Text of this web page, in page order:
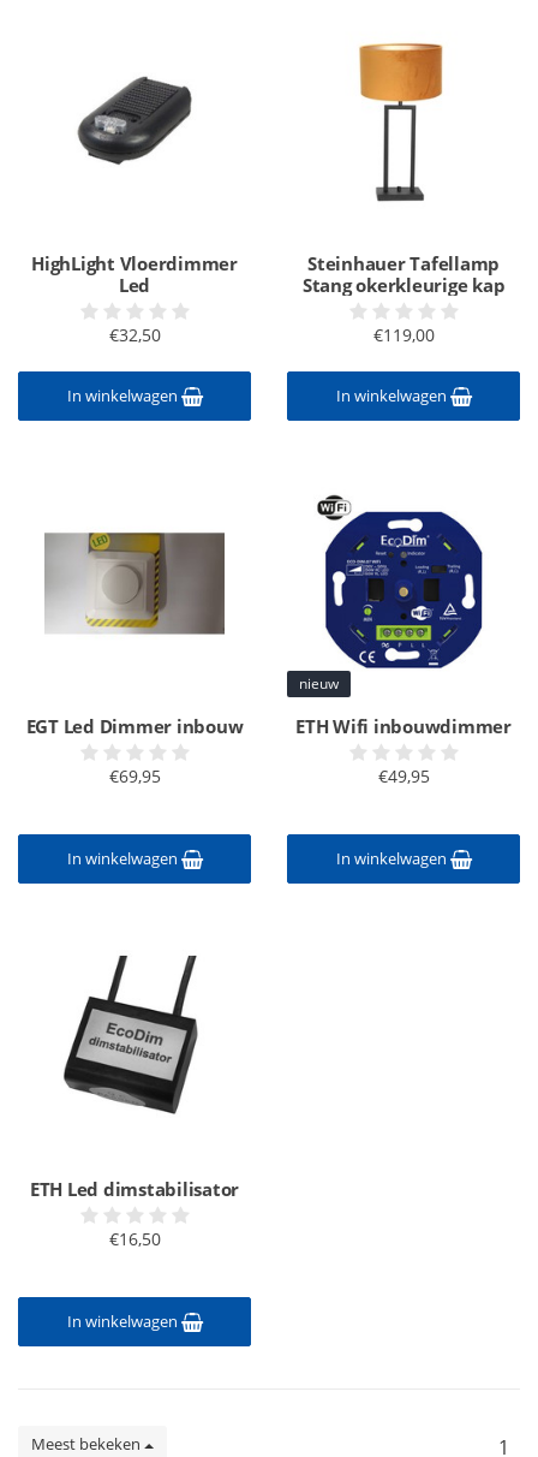
HighLight Vloerdimmer
Led
€32,50
In winkelwagen
Steinhauer Tafellamp
Stang okerkleurige kap
€119,00
In winkelwagen
EGT Led Dimmer inbouw
€69,95
In winkelwagen
nieuw
ETH Wifi inbouwdimmer
€49,95
In winkelwagen
ETH Led dimstabilisator
€16,50
In winkelwagen
Meest bekeken 1